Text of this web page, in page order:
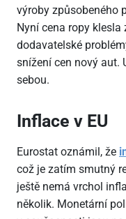
výroby způsobeného
Nyní cena ropy
dodavatelské
snížení cen nový aut.
sebou.
Inflace v EU
Eurostat oznámil, že
což je zatím smutný
ještě nemá vrchol
několik. Monetární